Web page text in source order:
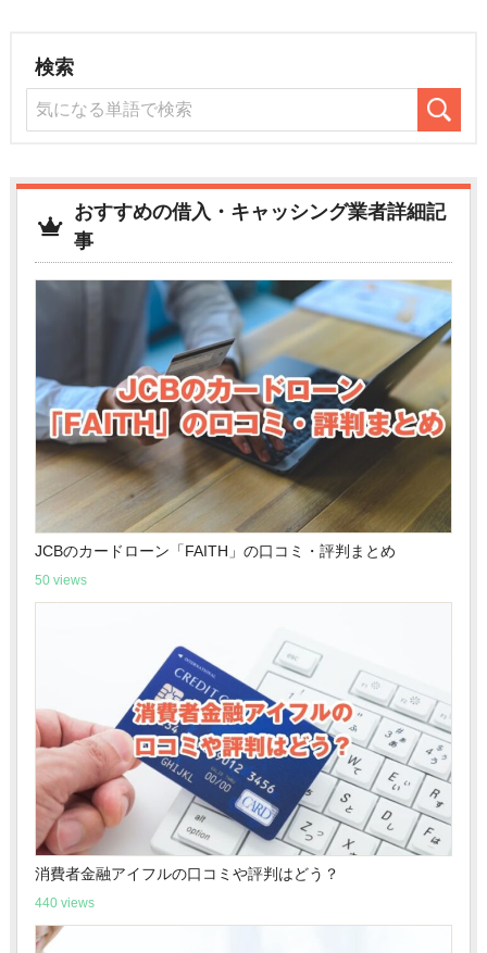
検索
おすすめの借入・キャッシング業者詳細記
事
JCBのカードローン「FAITH」の口コミ・評判まとめ
50 views
消費者金融アイフルの口コミや評判はどう？
440 views